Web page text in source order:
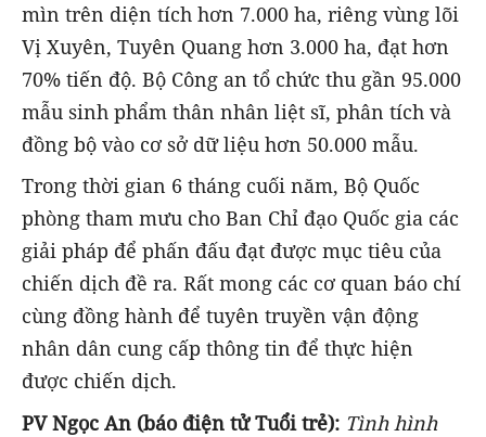
mìn trên diện tích hơn 7.000 ha, riêng vùng lõi
Vị Xuyên, Tuyên Quang hơn 3.000 ha, đạt hơn
70% tiến độ. Bộ Công an tổ chức thu gần 95.000
mẫu sinh phẩm thân nhân liệt sĩ, phân tích và
đồng bộ vào cơ sở dữ liệu hơn 50.000 mẫu.
Trong thời gian 6 tháng cuối năm, Bộ Quốc
phòng tham mưu cho Ban Chỉ đạo Quốc gia các
giải pháp để phấn đấu đạt được mục tiêu của
chiến dịch đề ra. Rất mong các cơ quan báo chí
cùng đồng hành để tuyên truyền vận động
nhân dân cung cấp thông tin để thực hiện
được chiến dịch.
PV Ngọc An (báo điện tử Tuổi trẻ): Tình hình